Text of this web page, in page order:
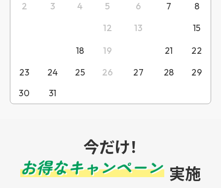
今だけ！
実施
2
3 4 5 6 7 8
12 13 15
18 19 21
22
23
24 25 26 27 28
29
30
31